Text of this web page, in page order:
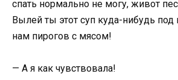
спать нормально не могу, живот
Вылей ты этот суп куда-нибудь под
нам пирогов с мясом!
— А я как чувствовала!